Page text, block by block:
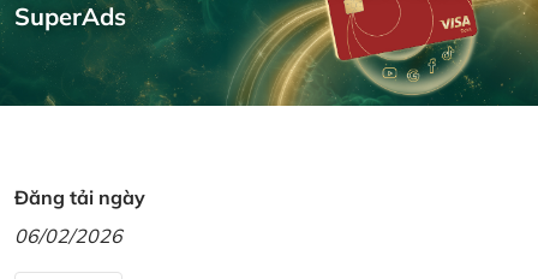
SuperAds
Đăng tải ngày
06/02/2026